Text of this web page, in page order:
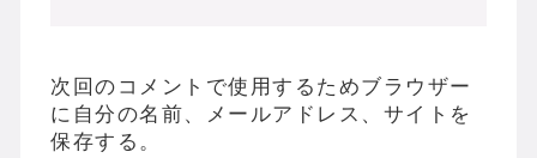
次回のコメントで使用するためブラウザー
に自分の名前、メールアドレス、サイトを
保存する。